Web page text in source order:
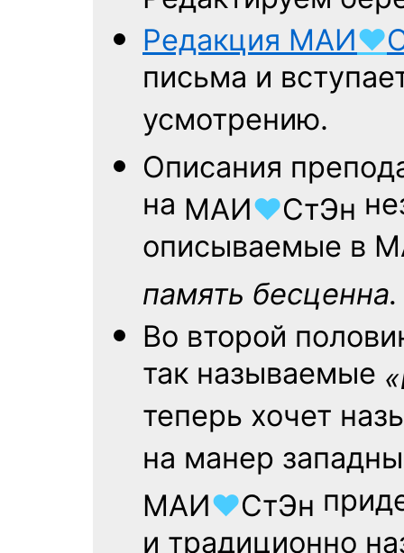
Редакция МАИ♥
письма и
усмотрению.
Описания
на МАИ♥СтЭн
описываемые в
память бесценна.
Во второй
так называемые
теперь хочет
на манер
МАИ♥СтЭн